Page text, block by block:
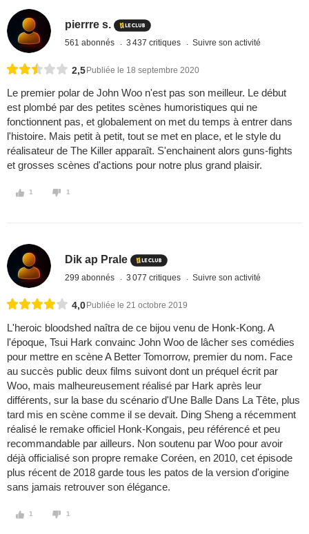
pierrre s.
561 abonnés 3 437 critiques Suivre son activité
2,5 Publiée le 18 septembre 2020
Le premier polar de John Woo n'est pas son meilleur. Le début
est plombé par des petites scènes humoristiques qui ne
fonctionnent pas, et globalement on met du temps à entrer dans
l'histoire. Mais petit à petit, tout se met en place, et le style du
réalisateur de The Killer apparaît. S'enchainent alors guns-fights
et grosses scènes d'actions pour notre plus grand plaisir.
1 1
Dik ap Prale
299 abonnés 3 077 critiques Suivre son activité
4,0 Publiée le 21 octobre 2019
L'heroic bloodshed naîtra de ce bijou venu de Honk-Kong. A
l'époque, Tsui Hark convainc John Woo de lâcher ses comédies
pour mettre en scène A Better Tomorrow, premier du nom. Face
au succès public deux films suivont dont un préquel écrit par
Woo, mais malheureusement réalisé par Hark après leur
différents, sur la base du scénario d'Une Balle Dans La Tête, plus
tard mis en scène comme il se devait. Ding Sheng a récemment
réalisé le remake officiel Honk-Kongais, peu référencé et peu
recommandable par ailleurs. Non soutenu par Woo pour avoir
déjà officialisé son propre remake Coréen, en 2010, cet épisode
plus récent de 2018 garde tous les patos de la version d'origine
sans jamais retrouver son élégance.
1 1